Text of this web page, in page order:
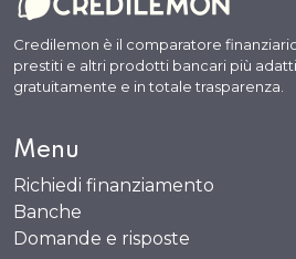
Credilemon è il comparatore
prestiti e altri prodotti bancari più
gratuitamente e in totale trasparenza.
Menu
Richiedi finanziamento
Banche
Domande e risposte